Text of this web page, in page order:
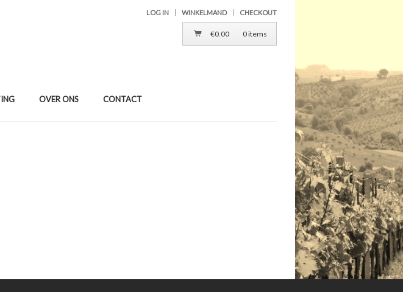
LOG IN WINKELMAND CHECKOUT
€0.00 0 items
OVER ONS CONTACT